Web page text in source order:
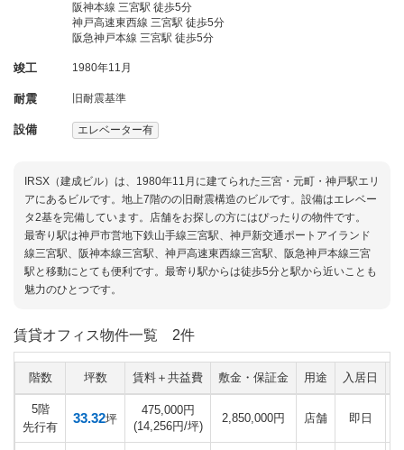
阪神本線 三宮駅 徒歩5分
神戸高速東西線 三宮駅 徒歩5分
阪急神戸本線 三宮駅 徒歩5分
竣工 1980年11月
耐震 旧耐震基準
設備 エレベーター有
IRSX（建成ビル）は、1980年11月に建てられた三宮・元町・神戸駅エリ
アにあるビルです。地上7階のの旧耐震構造のビルです。設備はエレベー
タ2基を完備しています。店舗をお探しの方にはぴったりの物件です。
最寄り駅は神戸市営地下鉄山手線三宮駅、神戸新交通ポートアイランド
線三宮駅、阪神本線三宮駅、神戸高速東西線三宮駅、阪急神戸本線三宮
駅と移動にとても便利です。最寄り駅からは徒歩5分と駅から近いことも
魅力のひとつです。
賃貸オフィス物件一覧 2件
階数 坪数 賃料＋共益費 敷金・保証金 用途 入居日
5階
先行有
33.32坪
475,000円
(14,256円/坪)
2,850,000円 店舗 即日